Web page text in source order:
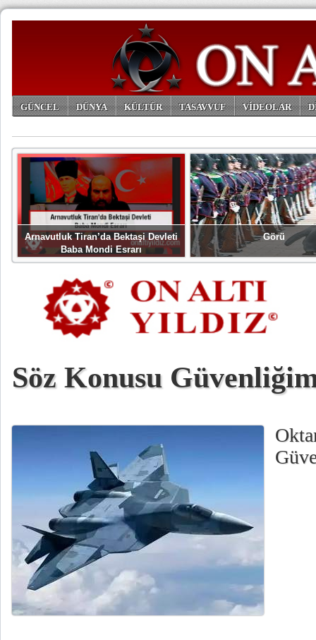
GÜNCEL DÜNYA KÜLTÜR TASAVVUF VİDEOLAR
Arnavutluk Tiran’da Bektaşi Devleti
Baba Mondi Esrarı
Görü
Söz Konusu